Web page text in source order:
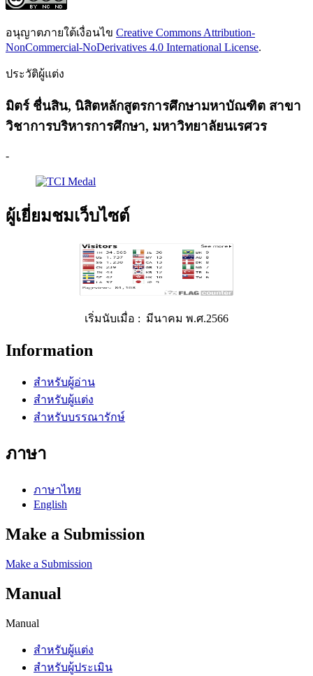
อนุญาตภายใต้เงื่อนไข Creative Commons Attribution-
NonCommercial-NoDerivatives 4.0 International License.
ประวัติผู้แต่ง
มิตร์ ชื่นสิน, นิสิตหลักสูตรการศึกษามหาบัณฑิต สาขา
วิชาการบริหารการศึกษา, มหาวิทยาลัยนเรศวร
-
ผู้เยี่ยมชมเว็บไซต์
เริ่มนับเมื่อ : มีนาคม พ.ศ.2566
Information
สำหรับผู้อ่าน
สำหรับผู้แต่ง
สำหรับบรรณารักษ์
ภาษา
ภาษาไทย
English
Make a Submission
Make a Submission
Manual
Manual
สำหรับผู้แต่ง
สำหรับผู้ประเมิน